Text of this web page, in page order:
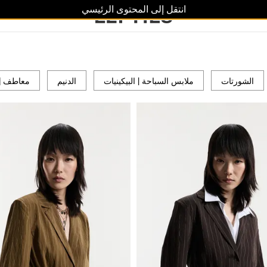
انتقل إلى المحتوى الرئيسي
الشورتات ملابس السباحة | البيكينيات الدنيم معاطف |